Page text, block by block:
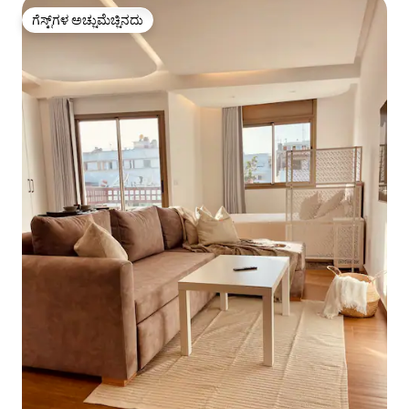
ಗೆಸ್ಟ್‌ಗಳ ಅಚ್ಚುಮೆಚ್ಚಿನದು
ಗೆಸ್ಟ್‌ಗಳ ಅಚ್ಚುಮೆಚ್ಚಿನದು